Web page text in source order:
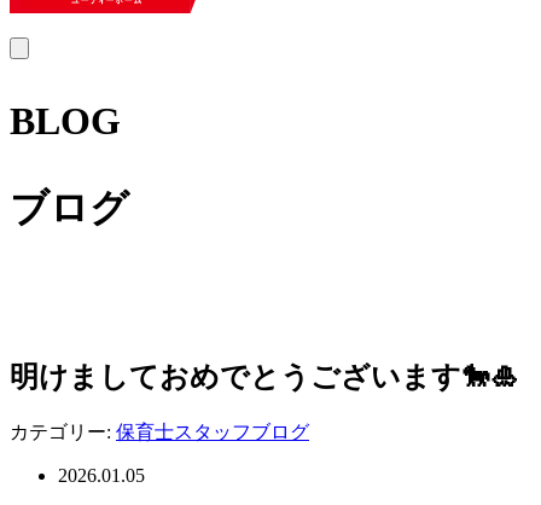
MENU
BLOG
ブログ
明けましておめでとうございます🐎🎍
カテゴリー: 保育士スタッフブログ
2026.01.05